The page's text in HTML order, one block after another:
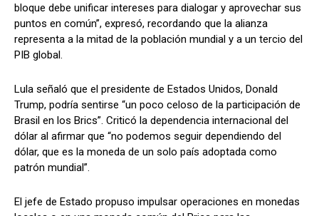
bloque debe unificar intereses para dialogar y aprovechar sus
puntos en común”, expresó, recordando que la alianza
representa a la mitad de la población mundial y a un tercio del
PIB global.
Lula señaló que el presidente de Estados Unidos, Donald
Trump, podría sentirse “un poco celoso de la participación de
Brasil en los Brics”. Criticó la dependencia internacional del
dólar al afirmar que “no podemos seguir dependiendo del
dólar, que es la moneda de un solo país adoptada como
patrón mundial”.
El jefe de Estado propuso impulsar operaciones en monedas